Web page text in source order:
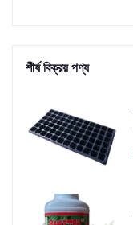
শীর্ষ বিক্রয় পণ্য